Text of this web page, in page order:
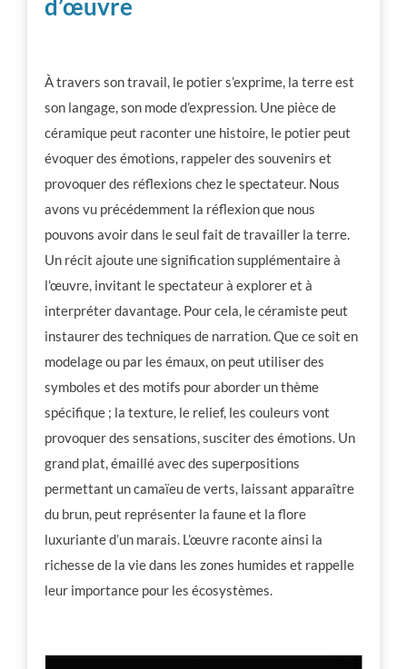
d’œuvre
À travers son travail, le potier s’exprime, la terre est
son langage, son mode d’expression. Une pièce de
céramique peut raconter une histoire, le potier peut
évoquer des émotions, rappeler des souvenirs et
provoquer des réflexions chez le spectateur. Nous
avons vu précédemment la réflexion que nous
pouvons avoir dans le seul fait de travailler la terre.
Un récit ajoute une signification supplémentaire à
l’œuvre, invitant le spectateur à explorer et à
interpréter davantage. Pour cela, le céramiste peut
instaurer des techniques de narration. Que ce soit en
modelage ou par les émaux, on peut utiliser des
symboles et des motifs pour aborder un thème
spécifique ; la texture, le relief, les couleurs vont
provoquer des sensations, susciter des émotions. Un
grand plat, émaillé avec des superpositions
permettant un camaïeu de verts, laissant apparaître
du brun, peut représenter la faune et la flore
luxuriante d’un marais. L’œuvre raconte ainsi la
richesse de la vie dans les zones humides et rappelle
leur importance pour les écosystèmes.